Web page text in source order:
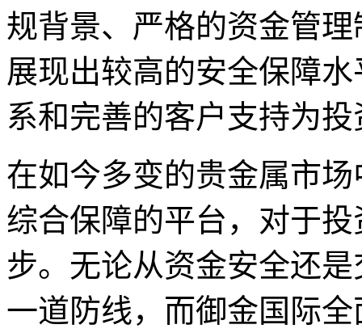
规背景、严格的资金管
展现出较高的安全保障
系和完善的客户支持为
在如今多变的贵金属市
综合保障的平台，对于
步。无论从资金安全还
一道防线，而御金国际